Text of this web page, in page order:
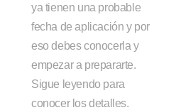
ya tienen una probable
fecha de aplicación y por
eso debes conocerla y
empezar a prepararte.
Sigue leyendo para
conocer los detalles.